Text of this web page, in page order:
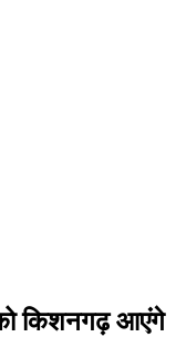
को किशनगढ़ आएंगे